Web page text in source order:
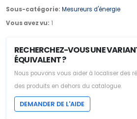
Sous-catégorie: Mesureurs d'énergie
Vous avez vu: 1
RECHERCHEZ-VOUS UNE
ÉQUIVALENT ?
Nous pouvons vous aider à localiser des
des produits en dehors du catalogue.
DEMANDER DE L'AIDE